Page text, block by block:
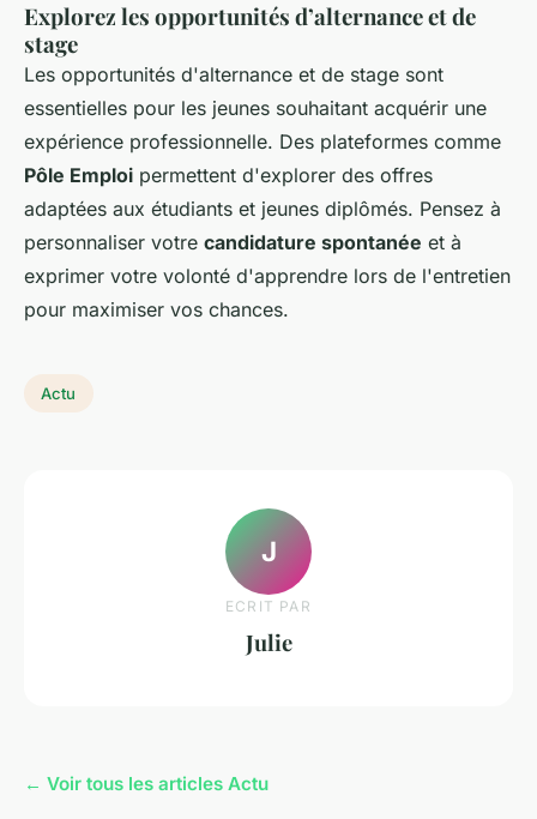
Explorez les opportunités d’alternance et de
stage
Les opportunités d'alternance et de stage sont
essentielles pour les jeunes souhaitant acquérir une
expérience professionnelle. Des plateformes comme
Pôle Emploi permettent d'explorer des offres
adaptées aux étudiants et jeunes diplômés. Pensez à
personnaliser votre candidature spontanée et à
exprimer votre volonté d'apprendre lors de l'entretien
pour maximiser vos chances.
Actu
J
ECRIT PAR
Julie
← Voir tous les articles Actu